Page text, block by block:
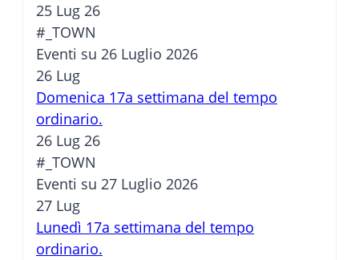
25 Lug 26
#_TOWN
Eventi su 26 Luglio 2026
26 Lug
Domenica 17a settimana del tempo
ordinario.
26 Lug 26
#_TOWN
Eventi su 27 Luglio 2026
27 Lug
Lunedì 17a settimana del tempo
ordinario.